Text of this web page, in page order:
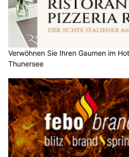
Verwöhnen Sie Ihren Gaumen im
Thunersee